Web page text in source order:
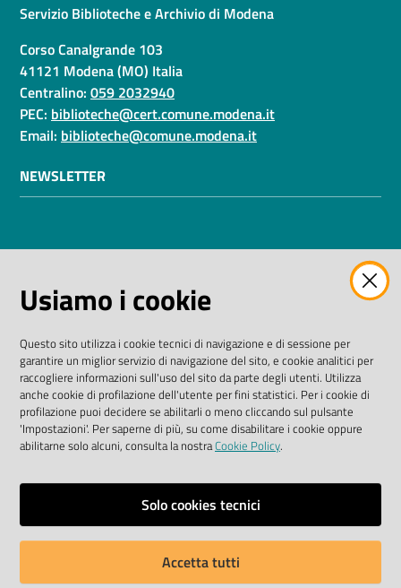
Servizio Biblioteche e Archivio di Modena
Corso Canalgrande 103
41121 Modena (MO) Italia
Centralino: 059 2032940
PEC: biblioteche@cert.comune.modena.it
Email: biblioteche@comune.modena.it
NEWSLETTER
I dati personali pubblicati sono riutilizzabili solo alle
2003/98/CE e dal D. Lgs. n. 36/2006
SEGUICI SU
Facebook Biblioteche
Instagram
TwitterYouTube
Scarica le app
Usiamo i cookie
Questo sito utilizza i cookie tecnici di navigazione e di sessione per
garantire un miglior servizio di navigazione del sito, e cookie analitici per
raccogliere informazioni sull'uso del sito da parte degli utenti. Utilizza
anche cookie di profilazione dell'utente per fini statistici. Per i cookie di
profilazione puoi decidere se abilitarli o meno cliccando sul pulsante
'Impostazioni'. Per saperne di più, su come disabilitare i cookie oppure
abilitarne solo alcuni, consulta la nostraCookie Policy.
Solo cookies tecnici
Accetta tutti